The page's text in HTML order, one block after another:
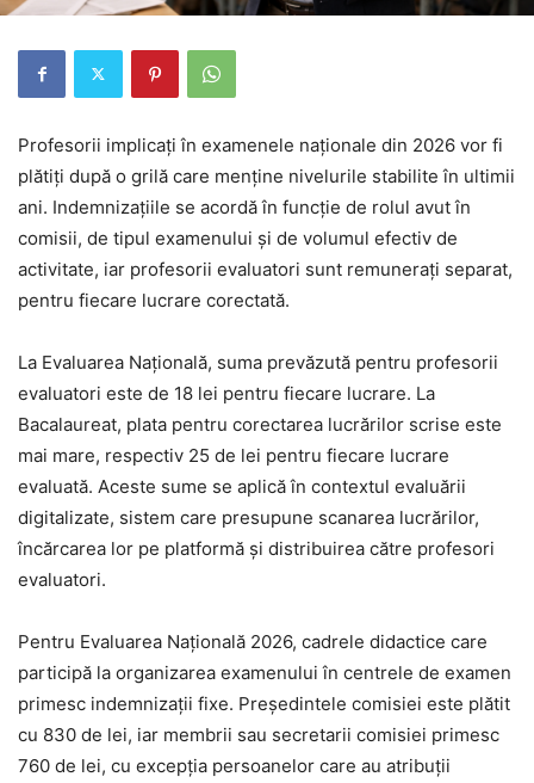
Profesorii implicați în examenele naționale din 2026 vor fi
plătiți după o grilă care menține nivelurile stabilite în ultimii
ani. Indemnizațiile se acordă în funcție de rolul avut în
comisii, de tipul examenului și de volumul efectiv de
activitate, iar profesorii evaluatori sunt remunerați separat,
pentru fiecare lucrare corectată.
La Evaluarea Națională, suma prevăzută pentru profesorii
evaluatori este de 18 lei pentru fiecare lucrare. La
Bacalaureat, plata pentru corectarea lucrărilor scrise este
mai mare, respectiv 25 de lei pentru fiecare lucrare
evaluată. Aceste sume se aplică în contextul evaluării
digitalizate, sistem care presupune scanarea lucrărilor,
încărcarea lor pe platformă și distribuirea către profesori
evaluatori.
Pentru Evaluarea Națională 2026, cadrele didactice care
participă la organizarea examenului în centrele de examen
primesc indemnizații fixe. Președintele comisiei este plătit
cu 830 de lei, iar membrii sau secretarii comisiei primesc
760 de lei, cu excepția persoanelor care au atribuții